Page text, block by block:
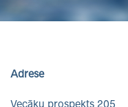
Adrese
Vecāķu prospekts 205